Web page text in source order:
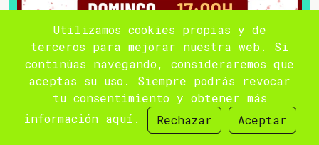
El Boal C.F. recibe al C.D.Treviense en el
Utilizamos cookies propias y de
terceros para mejorar nuestra web. Si
continúas navegando, consideraremos que
aceptas su uso. Siempre podrás revocar
tu consentimiento y obtener más
información aquí . Rechazar Aceptar